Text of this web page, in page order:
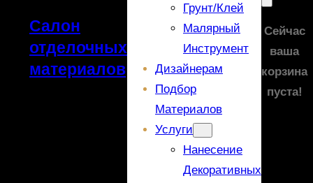
Салон
отделочных
материалов
Грунт/Клей
Малярный
Инструмент
Дизайнерам
Подбор
Материалов
Услуги
Нанесение
Декоративных
Сейчас
ваша
корзина
пуста!